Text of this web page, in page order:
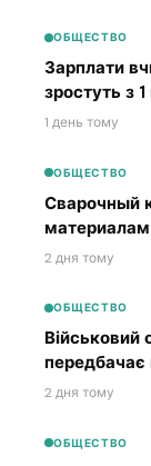
ОБЩЕСТВО
Зарплати
зростуть з
1 день тому
ОБЩЕСТВО
Сварочный
2 дня тому
ОБЩЕСТВО
Військовий
2 дня тому
ОБЩЕСТВО